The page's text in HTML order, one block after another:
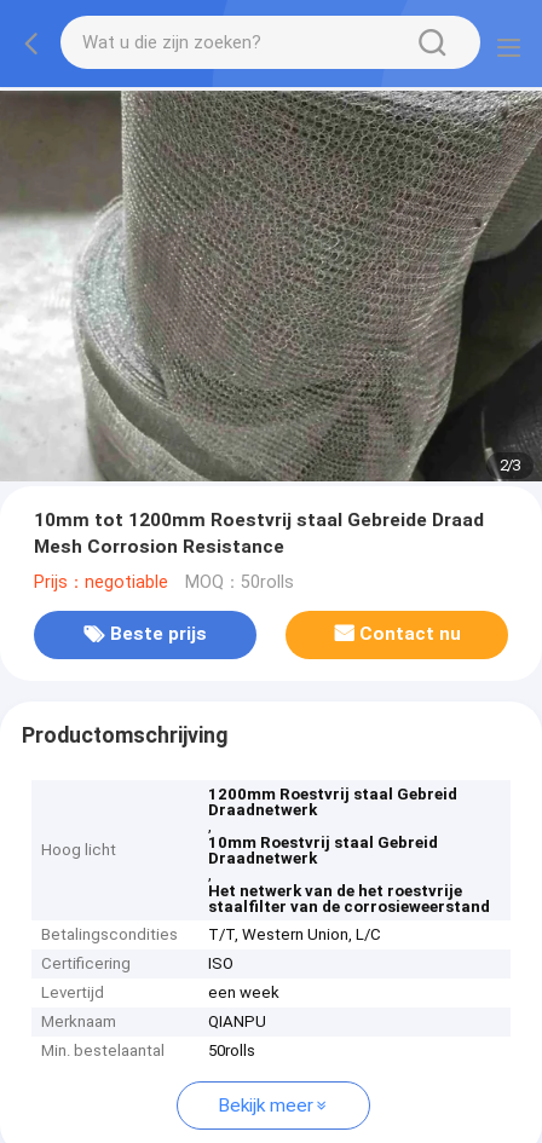
2/3
10mm tot 1200mm Roestvrij staal Gebreide Draad
Mesh Corrosion Resistance
Prijs：negotiable MOQ：50rolls
Beste prijs Contact nu
Productomschrijving
Hoog licht
1200mm Roestvrij staal Gebreid
Draadnetwerk
,
10mm Roestvrij staal Gebreid
Draadnetwerk
,
Het netwerk van de het roestvrije
staalfilter van de corrosieweerstand
Betalingscondities
T/T, Western Union, L/C
Certificering
ISO
Levertijd
een week
Merknaam
QIANPU
Min. bestelaantal
50rolls
Bekijk meer